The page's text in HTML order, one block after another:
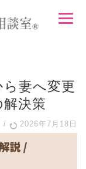
妻へ変更
決策
/ 2026年7月18日